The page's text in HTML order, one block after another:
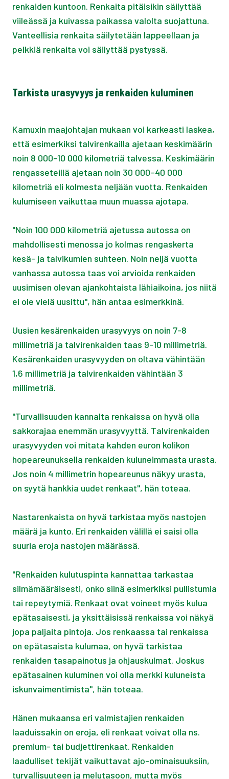
renkaiden kuntoon. Renkaita pitäisikin säilyttää
viileässä ja kuivassa paikassa valolta suojattuna.
Vanteellisia renkaita säilytetään lappeellaan ja
pelkkiä renkaita voi säilyttää pystyssä.
Tarkista urasyvyys ja renkaiden kuluminen
Kamuxin maajohtajan mukaan voi karkeasti laskea,
että esimerkiksi talvirenkailla ajetaan keskimäärin
noin 8 000-10 000 kilometriä talvessa. Keskimäärin
rengasseteillä ajetaan noin 30 000–40 000
kilometriä eli kolmesta neljään vuotta. Renkaiden
kulumiseen vaikuttaa muun muassa ajotapa.
"Noin 100 000 kilometriä ajetussa autossa on
mahdollisesti menossa jo kolmas rengaskerta
kesä- ja talvikumien suhteen. Noin neljä vuotta
vanhassa autossa taas voi arvioida renkaiden
uusimisen olevan ajankohtaista lähiaikoina, jos niitä
ei ole vielä uusittu", hän antaa esimerkkinä.
Uusien kesärenkaiden urasyvyys on noin 7-8
millimetriä ja talvirenkaiden taas 9-10 millimetriä.
Kesärenkaiden urasyvyyden on oltava vähintään
1,6 millimetriä ja talvirenkaiden vähintään 3
millimetriä.
"Turvallisuuden kannalta renkaissa on hyvä olla
sakkorajaa enemmän urasyvyyttä. Talvirenkaiden
urasyvyyden voi mitata kahden euron kolikon
hopeareunuksella renkaiden kuluneimmasta urasta.
Jos noin 4 millimetrin hopeareunus näkyy urasta,
on syytä hankkia uudet renkaat", hän toteaa.
Nastarenkaista on hyvä tarkistaa myös nastojen
määrä ja kunto. Eri renkaiden välillä ei saisi olla
suuria eroja nastojen määrässä.
"Renkaiden kulutuspinta kannattaa tarkastaa
silmämääräisesti, onko siinä esimerkiksi pullistumia
tai repeytymiä. Renkaat ovat voineet myös kulua
epätasaisesti, ja yksittäisissä renkaissa voi näkyä
jopa paljaita pintoja. Jos renkaassa tai renkaissa
on epätasaista kulumaa, on hyvä tarkistaa
renkaiden tasapainotus ja ohjauskulmat. Joskus
epätasainen kuluminen voi olla merkki kuluneista
iskunvaimentimista", hän toteaa.
Hänen mukaansa eri valmistajien renkaiden
laaduissakin on eroja, eli renkaat voivat olla ns.
premium- tai budjettirenkaat. Renkaiden
laadulliset tekijät vaikuttavat ajo-ominaisuuksiin,
turvallisuuteen ja melutasoon, mutta myös